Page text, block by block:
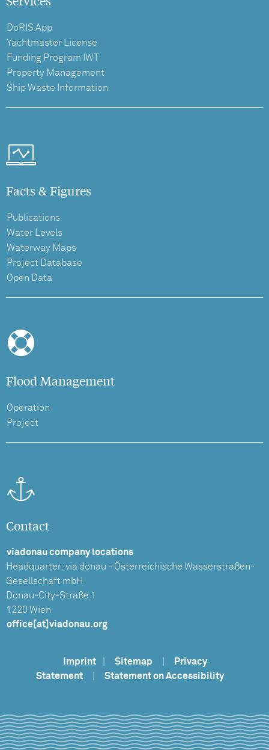
DoRIS App
Yachtmaster License
Funding Program IWT
Property Management
Ship Waste Information
Facts & Figures
Publications
Water Levels
Waterway Maps
Project Database
Open Data
Flood Management
Operation
Project
Contact
viadonau company locations
Headquarter: via donau - Österreichische Wasserstraßen-
Gesellschaft mbH
Donau-City-Straße 1
1220 Wien
office[at]viadonau.org
Imprint Sitemap
Privacy
Statement
Statement on Accessibility